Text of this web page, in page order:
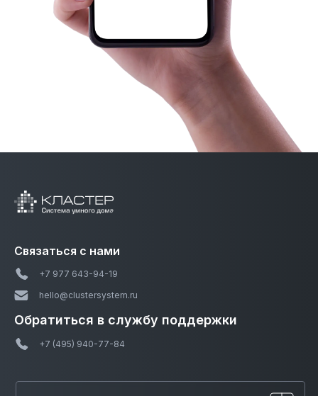
Связаться с нами
+7 977 643-94-19
hello@clustersystem.ru
Обратиться в службу поддержки
+7 (495) 940-77-84